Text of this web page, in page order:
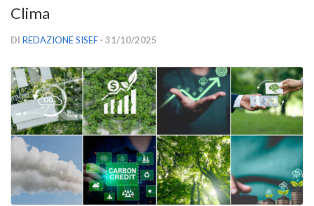
Versamento Quote di Iscrizione
Gruppi di Lavoro
GdL Inquinamento e Foreste
GdL Terpeni in Ecologia
GdL Biodiversità Forestale
GdL Arboricoltura da Legno e Agroselvicoltura
GdL Modellistica Forestale
GdL Selvicoltura
Clima
DI REDAZIONE SISEF· 31/10/2025